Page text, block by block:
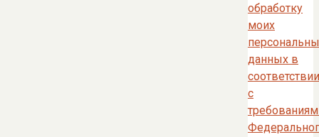
обработку
моих
данных в
соответствии
с